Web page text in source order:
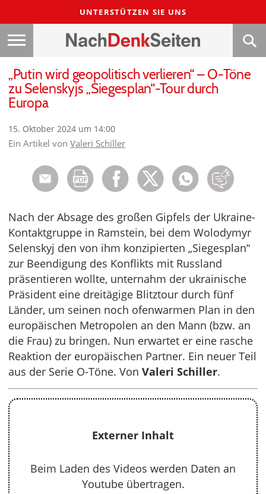
UNTERSTÜTZEN SIE UNS
„Putin wird geopolitisch verlieren“ – O-Töne
zu Selenskyjs „Siegesplan“-Tour durch
Europa
15. Oktober 2024 um 14:00
Ein Artikel von Valeri Schiller
Nach der Absage des großen Gipfels der Ukraine-
Kontaktgruppe in Ramstein, bei dem Wolodymyr
Selenskyj den von ihm konzipierten „Siegesplan“
zur Beendigung des Konflikts mit Russland
präsentieren wollte, unternahm der ukrainische
Präsident eine dreitägige Blitztour durch fünf
Länder, um seinen noch ofenwarmen Plan in den
europäischen Metropolen an den Mann (bzw. an
die Frau) zu bringen. Nun erwartet er eine rasche
Reaktion der europäischen Partner. Ein neuer Teil
aus der Serie O-Töne. Von Valeri Schiller.
Externer Inhalt
Beim Laden des Videos werden Daten an
Youtube übertragen.